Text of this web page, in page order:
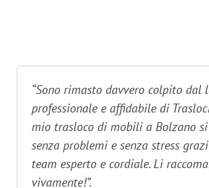
“Sono rimasto davvero colpito dal
professionale e affidabile di
mio trasloco di mobili a Bolzano
senza problemi e senza stress
team esperto e cordiale. Li
vivamente!”.